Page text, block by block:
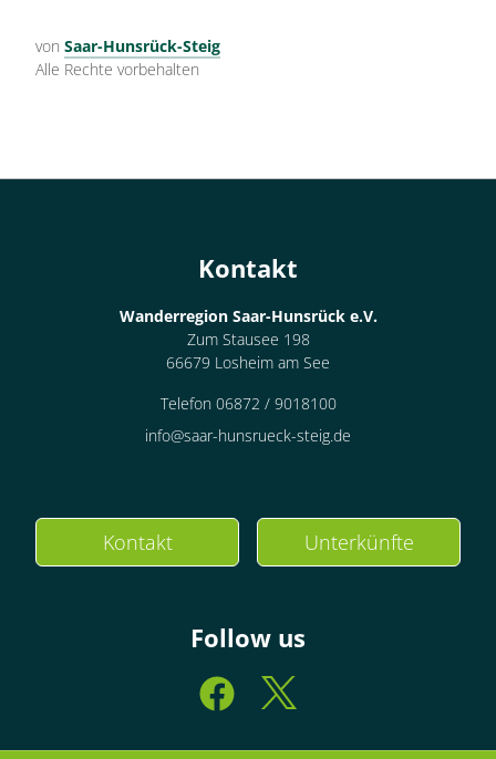
von Saar-Hunsrück-Steig
Alle Rechte vorbehalten
Kontakt
Wanderregion Saar-Hunsrück e.V.
Zum Stausee 198
66679 Losheim am See
Telefon 06872 / 9018100
info@saar-hunsrueck-steig.de
Kontakt Unterkünfte
Follow us